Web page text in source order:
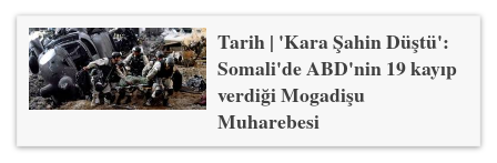
Tarih | 'Kara Şahin Düştü':
Somali'de ABD'nin 19 kayıp
verdiği Mogadişu
Muharebesi